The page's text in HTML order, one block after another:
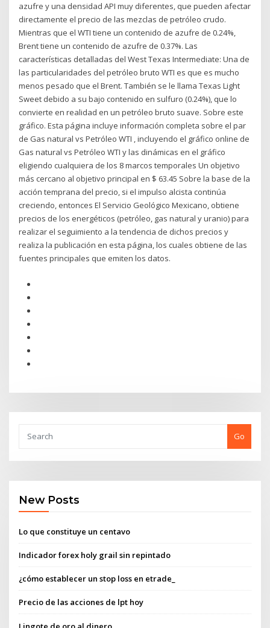
azufre y una densidad API muy diferentes, que pueden afectar
directamente el precio de las mezclas de petróleo crudo.
Mientras que el WTI tiene un contenido de azufre de 0.24%,
Brent tiene un contenido de azufre de 0.37%. Las
características detalladas del West Texas Intermediate: Una de
las particularidades del petróleo bruto WTI es que es mucho
menos pesado que el Brent. También se le llama Texas Light
Sweet debido a su bajo contenido en sulfuro (0.24%), que lo
convierte en realidad en un petróleo bruto suave. Sobre este
gráfico. Esta página incluye información completa sobre el par
de Gas natural vs Petróleo WTI , incluyendo el gráfico online de
Gas natural vs Petróleo WTI y las dinámicas en el gráfico
eligiendo cualquiera de los 8 marcos temporales Un objetivo
más cercano al objetivo principal en $ 63.45 Sobre la base de la
acción temprana del precio, si el impulso alcista continúa
creciendo, entonces El Servicio Geológico Mexicano, obtiene
precios de los energéticos (petróleo, gas natural y uranio) para
realizar el seguimiento a la tendencia de dichos precios y
realiza la publicación en esta página, los cuales obtiene de las
fuentes principales que emiten los datos.
Go
New Posts
Lo que constituye un centavo
Indicador forex holy grail sin repintado
¿cómo establecer un stop loss en etrade_
Precio de las acciones de lpt hoy